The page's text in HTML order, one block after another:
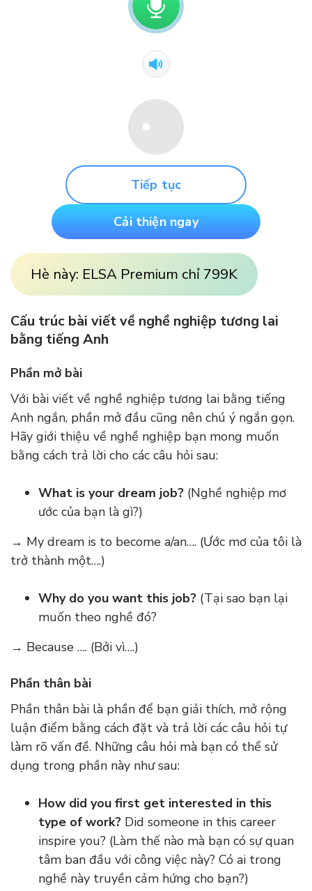
Tiếp tục
Cải thiện ngay
Hè này: ELSA Premium chỉ 799K
Cấu trúc bài viết về nghề nghiệp tương lai
bằng tiếng Anh
Phần mở bài
Với bài viết về nghề nghiệp tương lai bằng tiếng
Anh ngắn, phần mở đầu cũng nên chú ý ngắn gọn.
Hãy giới thiệu về nghề nghiệp bạn mong muốn
bằng cách trả lời cho các câu hỏi sau:
What is your dream job? (Nghề nghiệp mơ
ước của bạn là gì?)
→ My dream is to become a/an…. (Ước mơ của tôi là
trở thành một….)
Why do you want this job? (Tại sao bạn lại
muốn theo nghề đó?
→ Because …. (Bởi vì….)
Phần thân bài
Phần thân bài là phần để bạn giải thích, mở rộng
luận điểm bằng cách đặt và trả lời các câu hỏi tự
làm rõ vấn đề. Những câu hỏi mà bạn có thể sử
dụng trong phần này như sau:
How did you first get interested in this
type of work? Did someone in this career
inspire you? (Làm thế nào mà bạn có sự quan
tâm ban đầu với công việc này? Có ai trong
nghề này truyền cảm hứng cho bạn?)